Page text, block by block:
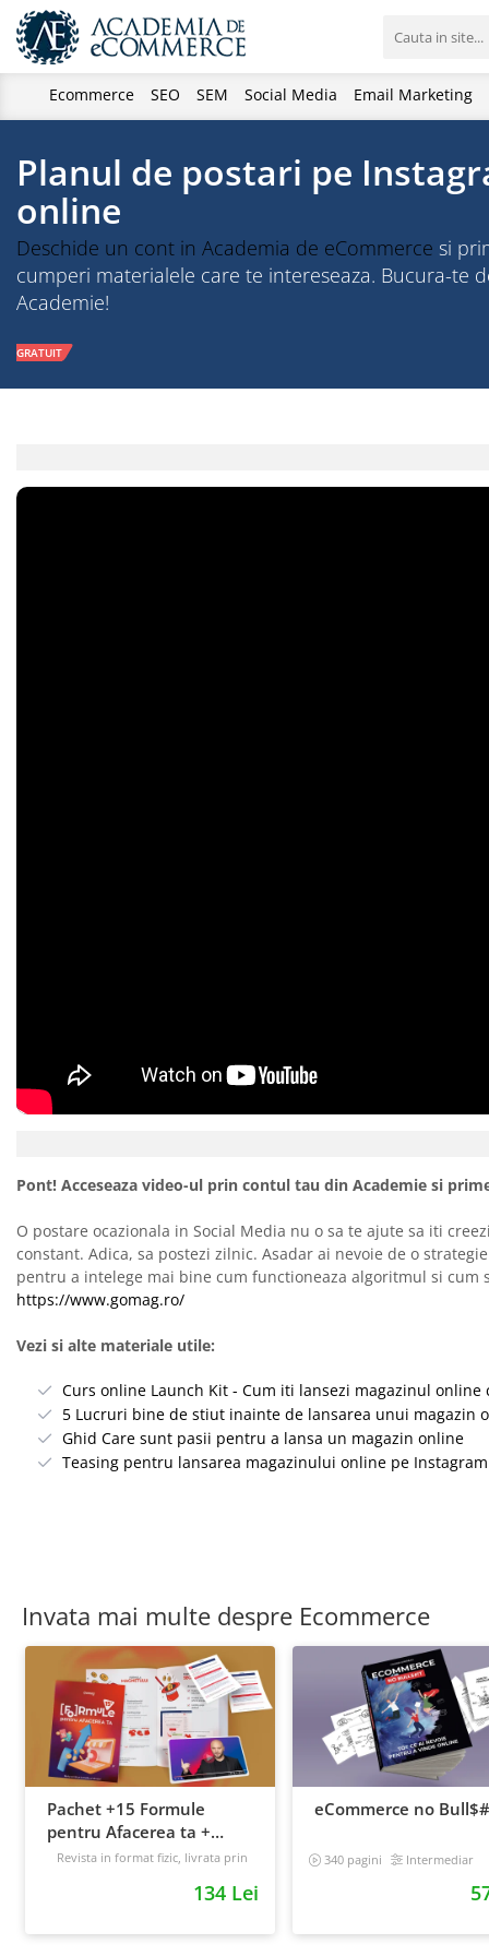
Ecommerce SEO SEM Social Media Email Marketing
Planul de postari pe
online
Deschide un cont in Academia de eCommerce si
cumperi materialele care te intereseaza. Bucura-
Academie!
GRATUIT
Pont! Acceseaza video-ul prin contul tau din Academie si
O postare ocazionala in Social Media nu o sa te ajute sa iti
constant. Adica, sa postezi zilnic. Asadar ai nevoie de o
pentru a intelege mai bine cum functioneaza algoritmul si
https://www.gomag.ro/
Vezi si alte materiale utile:
Curs online Launch Kit - Cum iti lansezi magazinul
5 Lucruri bine de stiut inainte de lansarea unui magazin
Ghid Care sunt pasii pentru a lansa un magazin online
Teasing pentru lansarea magazinului online pe Instagram
Invata mai multe despre Ecommerce
Pachet +15 Formule
pentru Afacerea ta +
Prompt-uri dedicate +
Revista in format fizic, livrata prin
134 Lei
eCommerce no
340 pagini Intermediar